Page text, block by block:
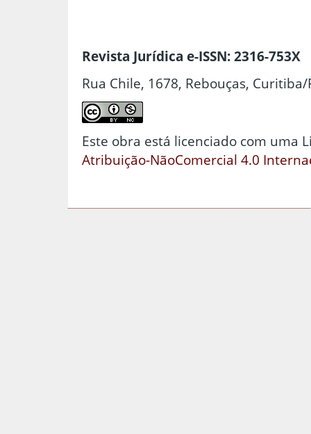
Revista Jurídica e-ISSN: 2316-753X
Rua Chile, 1678, Rebouças, Curitiba/
Este obra está licenciado com uma
Atribuição-NãoComercial 4.0